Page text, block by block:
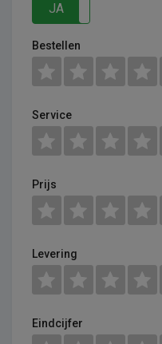
JA
Bestellen
Service
Prijs
Levering
Eindcijfer